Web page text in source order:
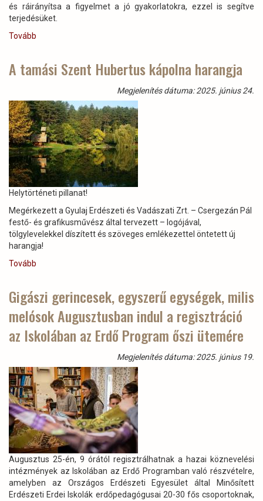
és ráirányítsa a figyelmet a jó gyakorlatokra, ezzel is segítve
terjedésüket.
Tovább
pályázatán
Gyulaj
Erdészeti
és
Vadászati
Zrt.
Hőgyészi
Erdészete
a
és
hegyvidéki
kategóriában
elnyerte
díjat”
A tamási Szent Hubertus kápolna harangja
Megjelenítés dátuma: 2025. június 24.
Helytörténeti pillanat!
Megérkezett a Gyulaj Erdészeti és Vadászati Zrt. – Csergezán Pál
festő- és grafikusművész által tervezett – logójával,
tölgylevelekkel díszített és szöveges emlékezettel öntetett új
harangja!
Tovább
Hubertus
kápolna
harangja)
Gigászi gerincesek, egyszerű egységek, milis
melósok Augusztusban indul a regisztráció
az Iskolában az Erdő Program őszi ütemére
Megjelenítés dátuma: 2025. június 19.
Augusztus 25-én, 9 órától regisztrálhatnak a hazai köznevelési
intézmények az Iskolában az Erdő Programban való részvételre,
amelyben az Országos Erdészeti Egyesület által Minősített
Erdészeti Erdei Iskolák erdőpedagógusai 20-30 fős csoportoknak,